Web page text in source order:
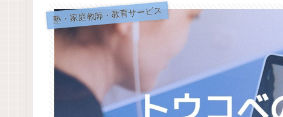
塾・家庭教師・教育サービス